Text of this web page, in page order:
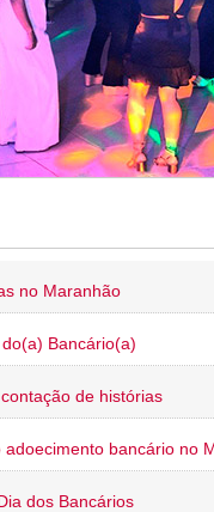
no Maranhão
Bancário(a)
de histórias
bancário no
dos Bancários